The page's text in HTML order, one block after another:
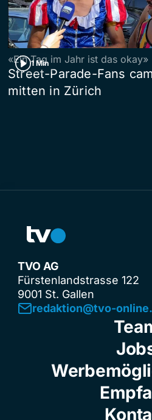
1 Min
«Ein Tag im Jahr ist das okay»
Street-Parade-Fans
mitten in Zürich
TVO AG
Fürstenlandstrasse 122
9001 St. Gallen
redaktion@tvo-